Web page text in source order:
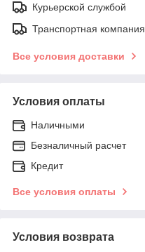
Курьерской службой
Транспортная компания
Все условия доставки
Условия оплаты
Наличными
Безналичный расчет
Кредит
Все условия оплаты
Условия возврата